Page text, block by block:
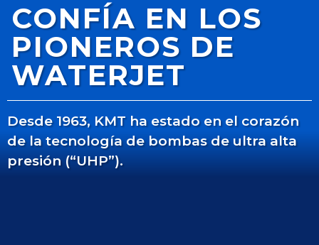
CONFÍA EN LOS
PIONEROS DE
WATERJET
Desde 1963, KMT ha estado en el corazón
de la tecnología de bombas de ultra alta
presión (“UHP”).